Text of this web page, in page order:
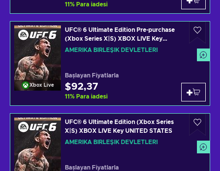
11% Para iadesi
Xbox Live
UFC® 6 Ultimate Edition Pre-purchase
(Xbox Series X|S) XBOX LIVE Key
UNITED STATES
AMERIKA BIRLEŞIK DEVLETLERI
Başlayan Fiyatlarla
$92,37
11% Para iadesi
UFC® 6 Ultimate Edition (Xbox Series
X|S) XBOX LIVE Key UNITED STATES
AMERIKA BIRLEŞIK DEVLETLERI
Başlayan Fiyatlarla